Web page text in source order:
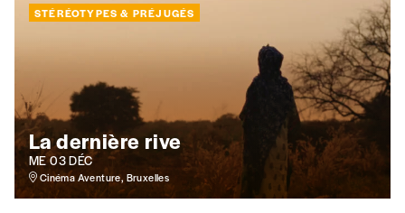
Code postal
Pays
STÉRÉOTYPES & PRÉJUGÉS
La dernière rive
ME 03 DÉC
Cinéma Aventure, Bruxelles